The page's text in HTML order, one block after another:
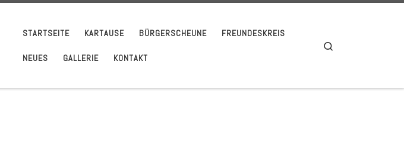
STARTSEITE KARTAUSE BÜRGERSCHEUNE FREUNDESKREIS
NEUES GALLERIE KONTAKT